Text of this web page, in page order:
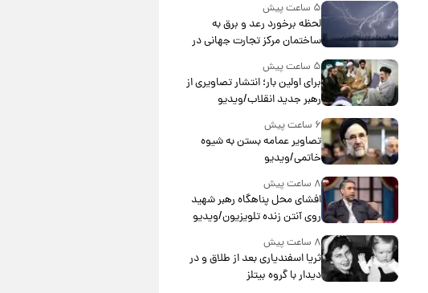
۵ ساعت پیش
لحظه برخورد رعد و برق به
ساختمان مرکز تجارت جهانی در
آمریکا + فیلم
۵ ساعت پیش
برای اولین بار؛ انتشار تصاویری از
رهبر جدید انقلاب/ویدیو
۶ ساعت پیش
تصاویر عمامه بستن به شیوه
خاتمی/ویدیو
۸ ساعت پیش
افشای محل پناهگاه‌ رهبر شهید
روی آنتن زنده تلویزیون/ویدیو
۸ ساعت پیش
ثریا اسفندیاری بعد از طلاق و در
دیدار با گروه بیتلز